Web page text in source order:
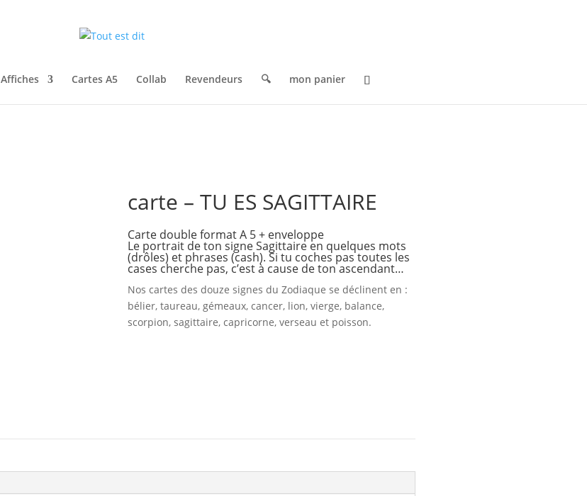
Affiches Cartes A5 Collab Revendeurs 🔍 mon panier
carte – TU ES SAGITTAIRE
Carte double format A 5 + enveloppe
Le portrait de ton signe Sagittaire en quelques mots
(drôles) et phrases (cash). Si tu coches pas toutes les
cases cherche pas, c’est à cause de ton ascendant…
Nos cartes des douze signes du Zodiaque se déclinent en :
bélier, taureau, gémeaux, cancer, lion, vierge, balance,
scorpion, sagittaire, capricorne, verseau et poisson.